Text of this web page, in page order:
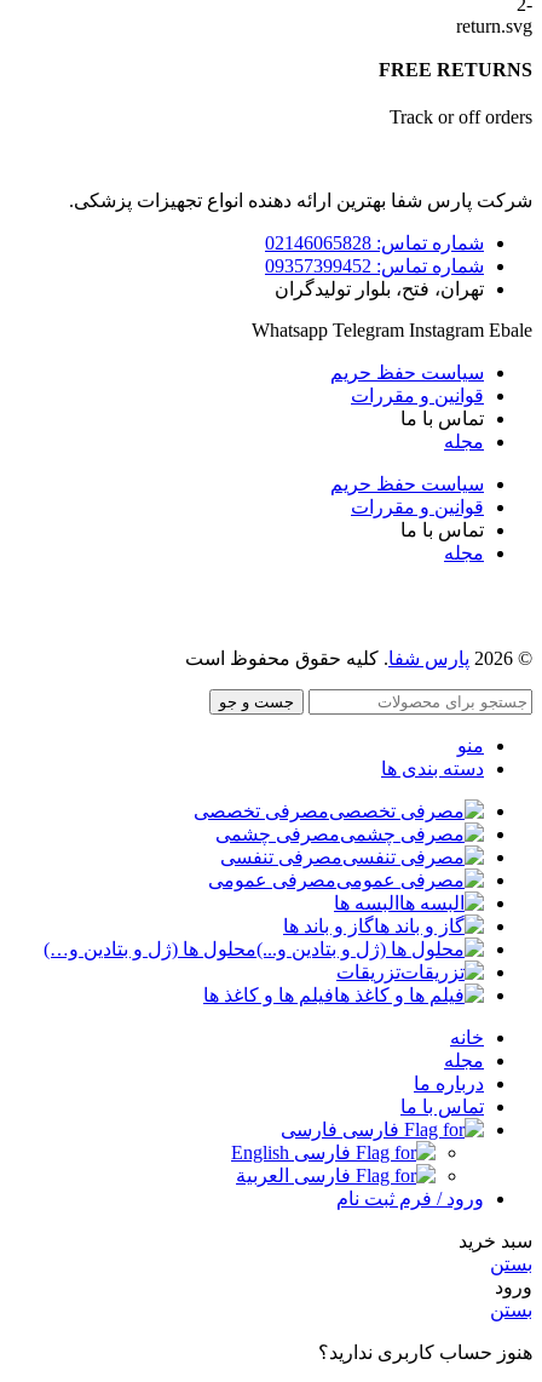
FREE
Track or off
پارس شفا بهترین ارائه دهنده انواع تجهیزات پزشکی.
شماره تماس: 02146065828
شماره تماس: 09357399452
تهران، فتح، بلوار تولیدگران
Whatsapp Telegram Instagram
سیاست حفظ حریم
قوانین و مقررات
تماس با ما
مجله
سیاست حفظ حریم
قوانین و مقررات
تماس با ما
مجله
پارس شفا . کلیه حقوق محفوظ است
جست و جو
منو
دسته بندی ها
مصرفی تخصصی
مصرفی چشمی
مصرفی تنفسی
مصرفی عمومی
البسه ها
گاز و باند ها
محلول ها (ژل و بتادین و…)
تزریقات
فیلم ها و کاغذ ها
خانه
مجله
درباره ما
تماس با ما
فارسی
English
العربية
ورود / فرم ثبت نام
خرید
حساب کاربری ندارید؟